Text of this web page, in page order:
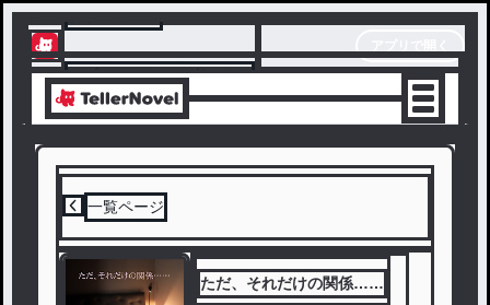
テラーノベル
アプリでサクサク楽しめる
一覧ページ
ただ、それだけの関係……